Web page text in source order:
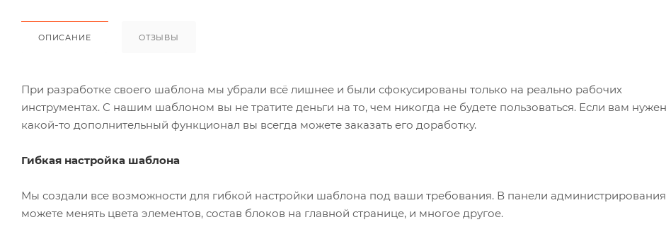
ОПИСАНИЕ ОТЗЫВЫ
При разработке своего шаблона мы убрали всё лишнее и были сфокусированы только на реально рабочих
инструментах. С нашим шаблоном вы не тратите деньги на то, чем никогда не будете пользоваться. Если вам нужен
какой-то дополнительный функционал вы всегда можете заказать его доработку.
Гибкая настройка шаблона
Мы создали все возможности для гибкой настройки шаблона под ваши требования. В панели
можете менять цвета элементов, состав блоков на главной странице, и многое другое.